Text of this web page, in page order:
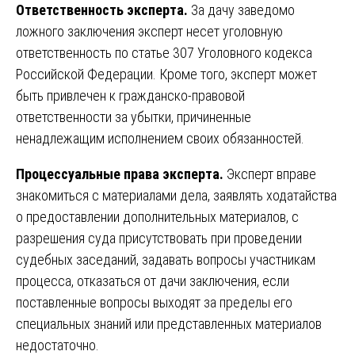
Ответственность эксперта. За дачу заведомо
ложного заключения эксперт несет уголовную
ответственность по статье 307 Уголовного кодекса
Российской Федерации. Кроме того, эксперт может
быть привлечен к гражданско-правовой
ответственности за убытки, причиненные
ненадлежащим исполнением своих обязанностей.
Процессуальные права эксперта. Эксперт вправе
знакомиться с материалами дела, заявлять ходатайства
о предоставлении дополнительных материалов, с
разрешения суда присутствовать при проведении
судебных заседаний, задавать вопросы участникам
процесса, отказаться от дачи заключения, если
поставленные вопросы выходят за пределы его
специальных знаний или представленных материалов
недостаточно.